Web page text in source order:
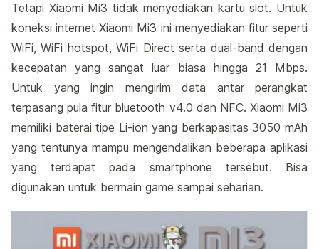
Tetapi Xiaomi Mi3 tidak menyediakan kartu slot. Untuk
koneksi internet Xiaomi Mi3 ini menyediakan fitur seperti
WiFi, WiFi hotspot, WiFi Direct serta dual-band dengan
kecepatan yang sangat luar biasa hingga 21 Mbps.
Untuk yang ingin mengirim data antar perangkat
terpasang pula fitur bluetooth v4.0 dan NFC. Xiaomi Mi3
memiliki baterai tipe Li-ion yang berkapasitas 3050 mAh
yang tentunya mampu mengendalikan beberapa aplikasi
yang terdapat pada smartphone tersebut. Bisa
digunakan untuk bermain game sampai seharian.